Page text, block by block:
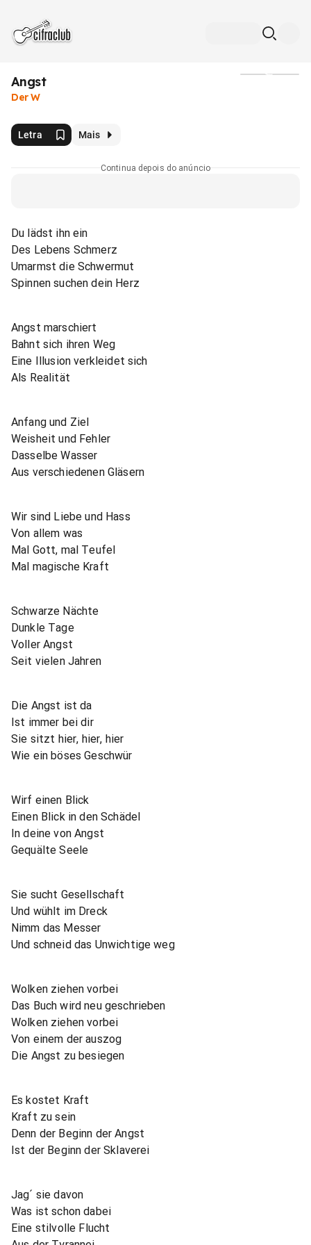
Angst
Der W
Letra Mais
Continua depois do anúncio
Du lädst ihn ein
Des Lebens Schmerz
Umarmst die Schwermut
Spinnen suchen dein Herz
Angst marschiert
Bahnt sich ihren Weg
Eine Illusion verkleidet sich
Als Realität
Anfang und Ziel
Weisheit und Fehler
Dasselbe Wasser
Aus verschiedenen Gläsern
Wir sind Liebe und Hass
Von allem was
Mal Gott, mal Teufel
Mal magische Kraft
Schwarze Nächte
Dunkle Tage
Voller Angst
Seit vielen Jahren
Die Angst ist da
Ist immer bei dir
Sie sitzt hier, hier, hier
Wie ein böses Geschwür
Wirf einen Blick
Einen Blick in den Schädel
In deine von Angst
Gequälte Seele
Sie sucht Gesellschaft
Und wühlt im Dreck
Nimm das Messer
Und schneid das Unwichtige weg
Wolken ziehen vorbei
Das Buch wird neu geschrieben
Wolken ziehen vorbei
Von einem der auszog
Die Angst zu besiegen
Es kostet Kraft
Kraft zu sein
Denn der Beginn der Angst
Ist der Beginn der Sklaverei
Jag´ sie davon
Was ist schon dabei
Eine stilvolle Flucht